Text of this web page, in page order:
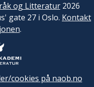
og Litteratur2026
gate 27 i Oslo. Kontakt
.
cookies på naob.no